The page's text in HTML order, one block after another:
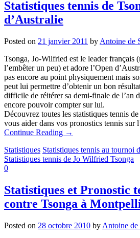
Statistiques tennis de
d’Australie
Posted on 21 janvier 2011 by Antoine de
Tsonga, Jo-Wilfried est le leader français
l’embêter un peu) et adore l’Open
pas encore au point physiquement mais
peut lui permettre d’obtenir un bon
difficile de réitérer sa demi-finale de l’an
encore pouvoir compter sur lui.
Découvrez toutes les statistiques tennis
vous aider dans vos pronostics tennis sur
Continue Reading →
Statistiques Statistiques tennis au tournoi
Statistiques tennis de Jo Wilfried Tsonga
0
Statistiques et Pronostic
contre Tsonga à
Posted on 28 octobre 2010 by Antoine de